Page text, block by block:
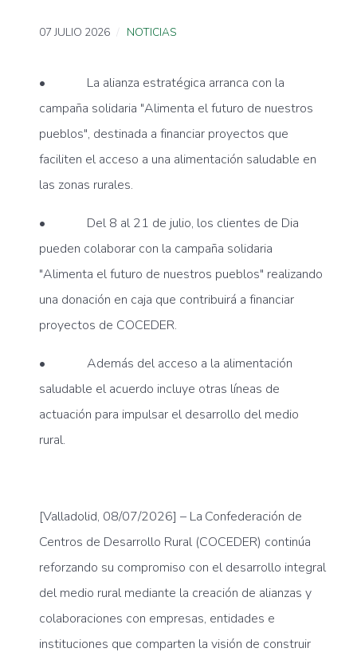
07 JULIO 2026 NOTICIAS
•
La alianza estratégica arranca con la
campaña solidaria "Alimenta el futuro de nuestros
pueblos", destinada a financiar proyectos que
faciliten el acceso a una alimentación saludable en
las zonas rurales.
•
Del 8 al 21 de julio, los clientes de Dia
pueden colaborar con la campaña solidaria
"Alimenta el futuro de nuestros pueblos" realizando
una donación en caja que contribuirá a financiar
proyectos de COCEDER.
•
Además del acceso a la alimentación
saludable el acuerdo incluye otras líneas de
actuación para impulsar el desarrollo del medio
rural.
[Valladolid, 08/07/2026] – La Confederación de
Centros de Desarrollo Rural (COCEDER) continúa
reforzando su compromiso con el desarrollo integral
del medio rural mediante la creación de alianzas y
colaboraciones con empresas, entidades e
instituciones que comparten la visión de construir